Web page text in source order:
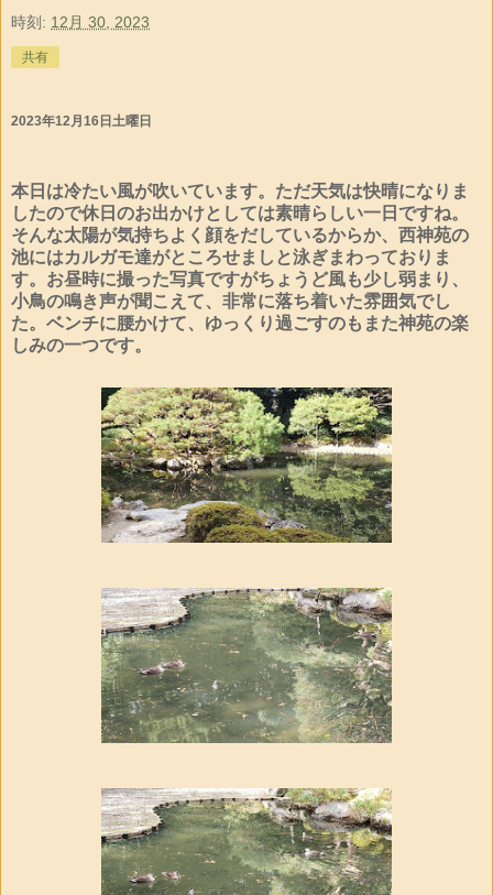
時刻: 12月 30, 2023
共有
2023年12月16日土曜日
本日は冷たい風が吹いています。ただ天気は快晴になりま
したので休日のお出かけとしては素晴らしい一日ですね。
そんな太陽が気持ちよく顔をだしているからか、西神苑の
池にはカルガモ達がところせましと泳ぎまわっておりま
す。お昼時に撮った写真ですがちょうど風も少し弱まり、
小鳥の鳴き声が聞こえて、非常に落ち着いた雰囲気でし
た。ベンチに腰かけて、ゆっくり過ごすのもまた神苑の楽
しみの一つです。